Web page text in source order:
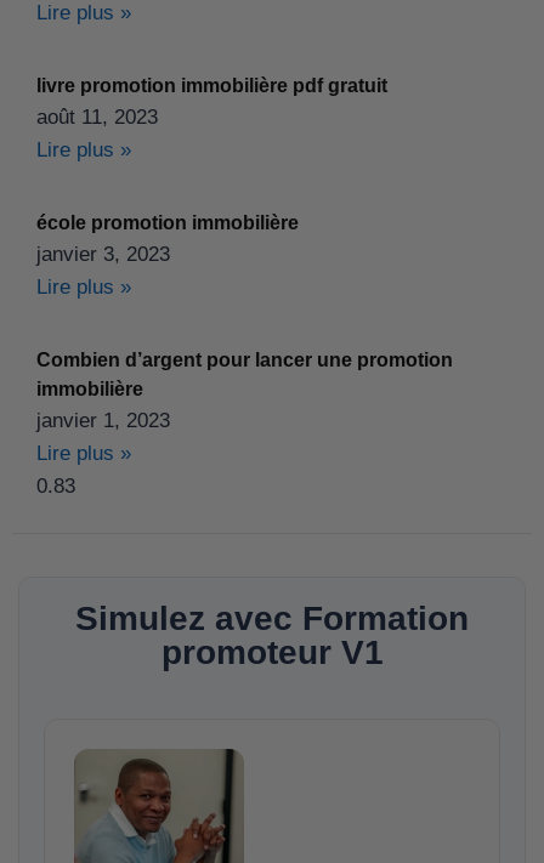
Lire plus »
livre promotion immobilière pdf gratuit
août 11, 2023
Lire plus »
école promotion immobilière
janvier 3, 2023
Lire plus »
Combien d’argent pour lancer une promotion
immobilière
janvier 1, 2023
Lire plus »
Simulez avec Formation
promoteur V1